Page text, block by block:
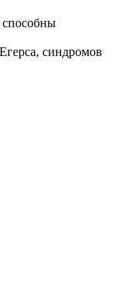
способны
синдромов